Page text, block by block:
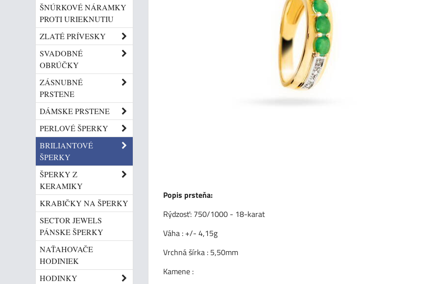
Popis prsteňa:
Rýdzosť: 750/1000 - 18-karat
Váha : +/- 4,15g
Vrchná šírka : 5,50mm
Kamene :
ŠNÚRKOVÉ NÁRAMKY
PROTI URIEKNUTIU
ZLATÉ PRÍVESKY
SVADOBNÉ
OBRÚČKY
ZÁSNUBNÉ
PRSTENE
DÁMSKE PRSTENE
PERLOVÉ ŠPERKY
BRILIANTOVÉ
ŠPERKY
ŠPERKY Z
KERAMIKY
KRABIČKY NA ŠPERKY
SECTOR JEWELS
PÁNSKE ŠPERKY
NAŤAHOVAČE
HODINIEK
HODINKY